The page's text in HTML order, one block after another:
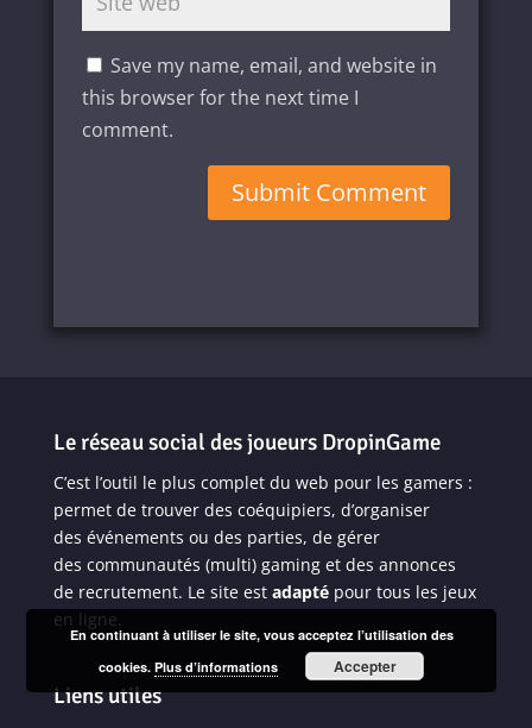
Save my name, email, and website in
this browser for the next time I
comment.
Le réseau social des joueurs DropinGame
C’est l’outil le plus complet du web pour les gamers :
permet de trouver des coéquipiers, d’organiser
des événements ou des parties, de gérer
des communautés (multi) gaming et des annonces
de recrutement. Le site est adaptépour tous les jeux
en ligne.
Liens utiles
En continuant à utiliser le site, vous acceptez l’utilisation des
cookies.Plus d’informations Accepter